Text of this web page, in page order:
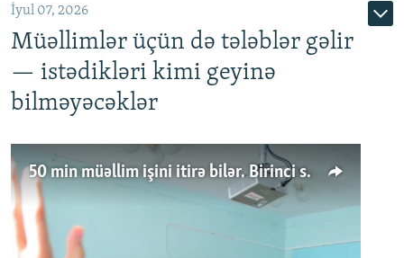
İyul 07, 2026
Müəllimlər üçün də tələblər gəlir
— istədikləri kimi geyinə
bilməyəcəklər
50 min müəllim işini itirə bilər. Birinci sinfə gedənlər azalır